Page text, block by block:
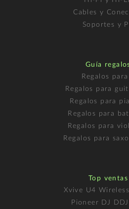
Cables y
Soportes y
Guía
Regalos para
Regalos para
Regalos para
Regalos para
Regalos para
Regalos para
Top ventas
Xvive U4
Pioneer DJ